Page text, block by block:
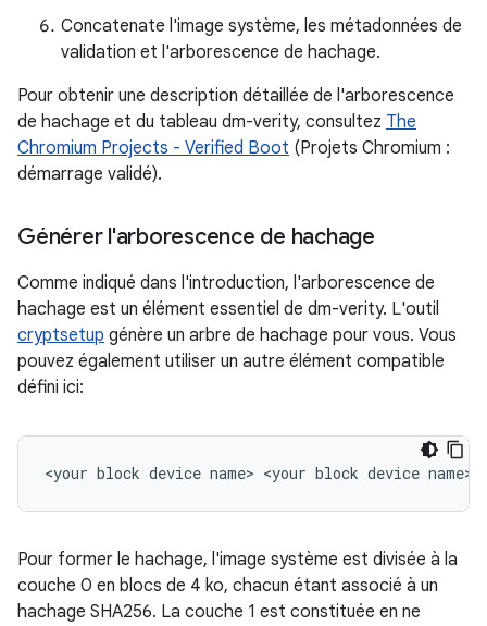
Concatenate l'image système, les métadonnées de
validation et l'arborescence de hachage.
Pour obtenir une description détaillée de l'arborescence
de hachage et du tableau dm-verity, consultez The
Chromium Projects - Verified Boot (Projets Chromium :
démarrage validé).
Générer l'arborescence de hachage
Comme indiqué dans l'introduction, l'arborescence de
hachage est un élément essentiel de dm-verity. L'outil
cryptsetup génère un arbre de hachage pour vous. Vous
pouvez également utiliser un autre élément compatible
défini ici:
Pour former le hachage, l'image système est divisée à la
couche 0 en blocs de 4 ko, chacun étant associé à un
hachage SHA256. La couche 1 est constituée en ne